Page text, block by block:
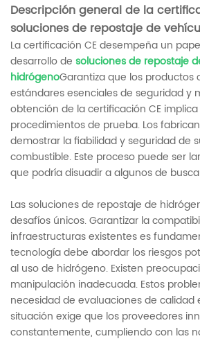
Descripción general de la
soluciones de repostaje de
La certificación CE desempeña un
desarrollo de soluciones de repostaje
hidrógenoGarantiza que los productos
estándares esenciales de seguridad y
obtención de la certificación CE
procedimientos de prueba. Los
demostrar la fiabilidad y seguridad de
combustible. Este proceso puede ser
que podría disuadir a algunos de
Las soluciones de repostaje de
desafíos únicos. Garantizar la
infraestructuras existentes es
tecnología debe abordar los riesgos
al uso de hidrógeno. Existen
manipulación inadecuada. Estos
necesidad de evaluaciones de calidad
situación exige que los proveedores
constantemente, cumpliendo con las